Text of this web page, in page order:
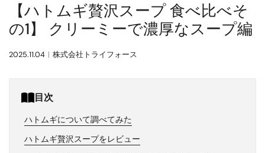
【ハトムギ贅沢スープ 食べ比べそ
の1】 クリーミーで濃厚なスープ編
2025.11.04 株式会社トライフォース
目次
ハトムギについて調べてみた
ハトムギ贅沢スープをレビュー